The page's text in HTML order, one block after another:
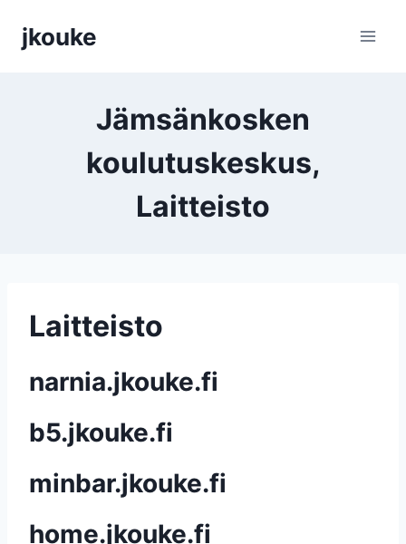
sisältöön
jkouke
Jämsänkosken
koulutuskeskus,
Laitteisto
Laitteisto
narnia.jkouke.fi
b5.jkouke.fi
minbar.jkouke.fi
home.jkouke.fi